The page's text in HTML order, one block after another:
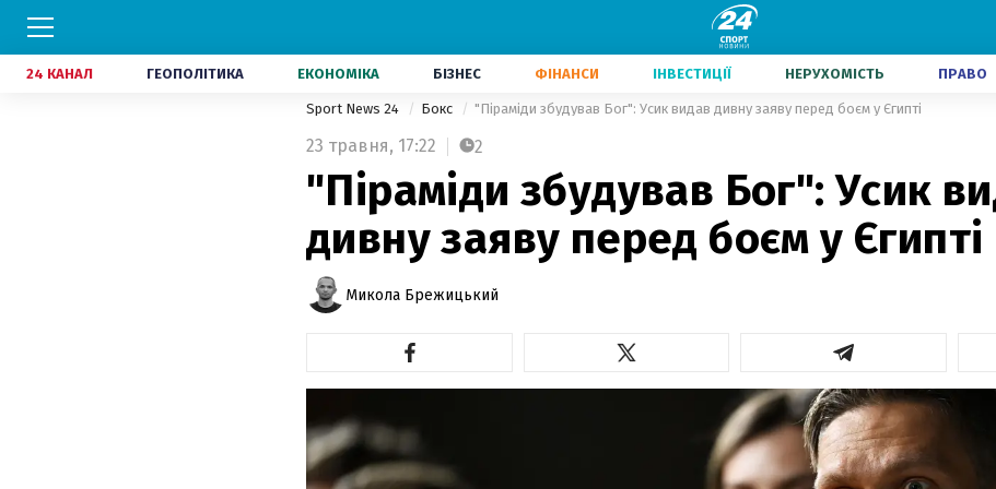
24 КАНАЛ ГЕОПОЛІТИКА ЕКОНОМІКА БІЗНЕС ФІНАНСИ ІНВЕСТИЦІЇ НЕРУХОМІСТЬ ПРАВО
Sport News 24 Бокс "Піраміди збудував Бог": Усик видав дивну заяву перед боєм у Єгипті
23 травня, 17:22 2
"Піраміди збудував Бог": Усик
дивну заяву перед боєм у Єгипті
Микола Брежицький